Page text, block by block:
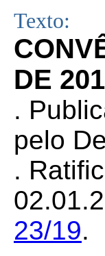
Texto:
DE
.
pelo
.
23/19.